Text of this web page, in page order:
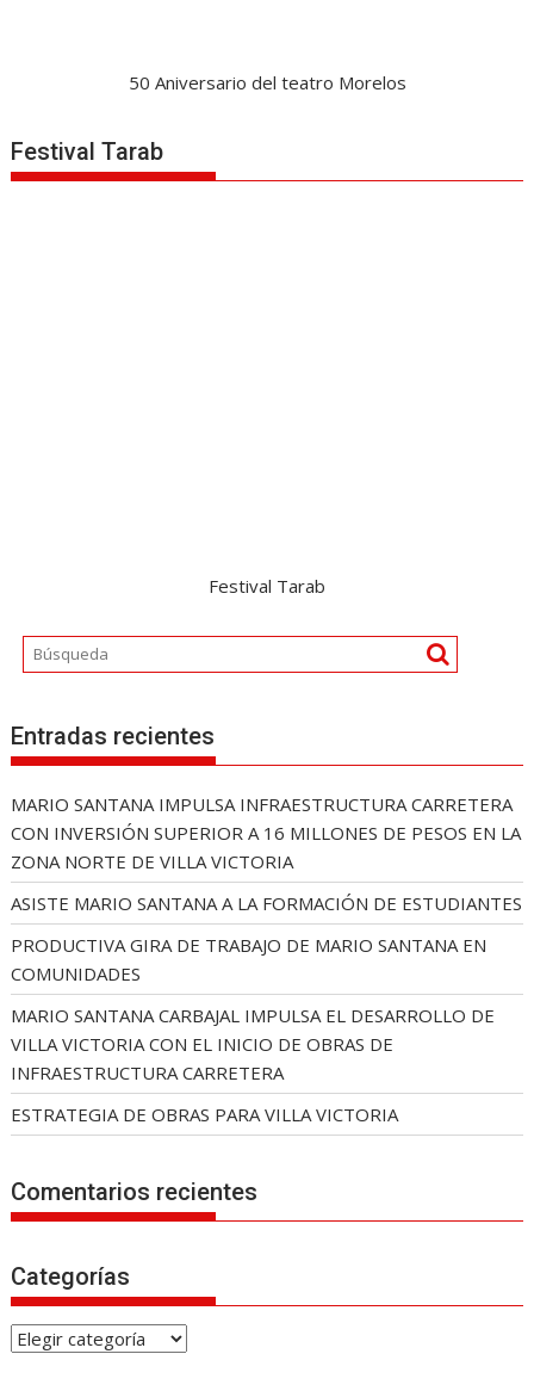
50 Aniversario del teatro Morelos
Festival Tarab
Festival Tarab
Entradas recientes
MARIO SANTANA IMPULSA INFRAESTRUCTURA CARRETERA
CON INVERSIÓN SUPERIOR A 16 MILLONES DE PESOS EN LA
ZONA NORTE DE VILLA VICTORIA
ASISTE MARIO SANTANA A LA FORMACIÓN DE ESTUDIANTES
PRODUCTIVA GIRA DE TRABAJO DE MARIO SANTANA EN
COMUNIDADES
MARIO SANTANA CARBAJAL IMPULSA EL DESARROLLO DE
VILLA VICTORIA CON EL INICIO DE OBRAS DE
INFRAESTRUCTURA CARRETERA
ESTRATEGIA DE OBRAS PARA VILLA VICTORIA
Comentarios recientes
Categorías
C